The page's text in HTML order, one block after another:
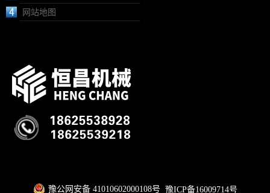
网站地图
豫公网安备 41010602000108号 豫ICP备16009714号